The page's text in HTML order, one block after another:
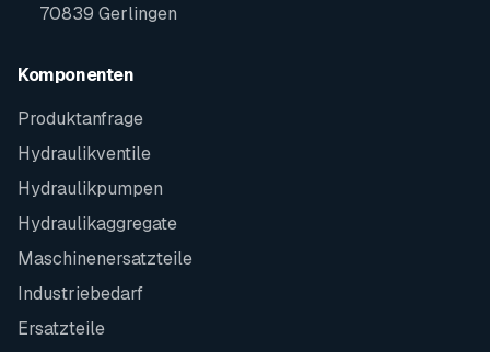
70839 Gerlingen
Komponenten
Produktanfrage
Hydraulikventile
Hydraulikpumpen
Hydraulikaggregate
Maschinenersatzteile
Industriebedarf
Ersatzteile